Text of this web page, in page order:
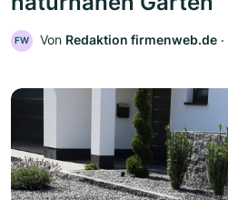
FW Von Redaktion firmenweb.de ‧